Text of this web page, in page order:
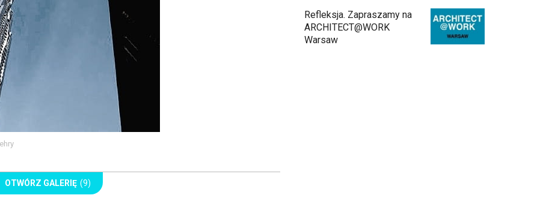
OTWÓRZ GALERIĘ (9)
Refleksja. Zapraszamy na
ARCHITECT@WORK
Warsaw